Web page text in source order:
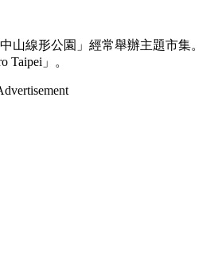
山線形公園」經常舉辦主題市集。
Taipei」。